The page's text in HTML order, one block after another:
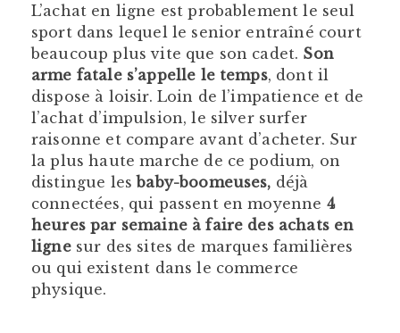
L’achat en ligne est probablement le seul
sport dans lequel le senior entraîné court
beaucoup plus vite que son cadet. Son
arme fatale s’appelle le temps, dont il
dispose à loisir. Loin de l’impatience et de
l’achat d’impulsion, le silver surfer
raisonne et compare avant d’acheter. Sur
la plus haute marche de ce podium, on
distingue lesbaby-boomeuses, déjà
connectées, qui passent en moyenne 4
heures par semaine à faire des achats en
lignesur des sites de marques familières
ou qui existent dans le commerce
physique.